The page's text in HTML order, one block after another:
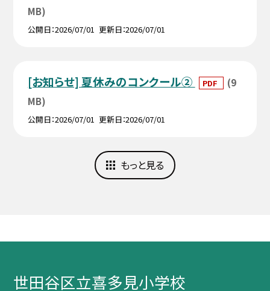
MB)
公開日 2026/07/01 更新日 2026/07/01
[お知らせ] 夏休みのコンクール② PDF
(9
MB)
公開日 2026/07/01 更新日 2026/07/01
もっと見る
世田谷区立喜多見小学校